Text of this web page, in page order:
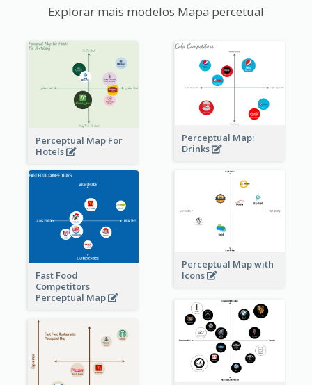
Explorar mais modelos Mapa percetual
Perceptual Map For
Hotels
Perceptual Map:
Drinks
Fast Food
Competitors
Perceptual Map
Perceptual Map with
Icons